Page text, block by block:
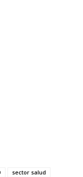
sector salud